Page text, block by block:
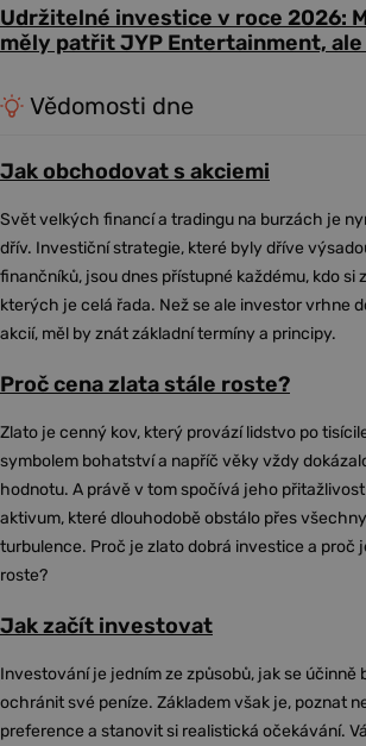
Udržitelné investice v roce 2026:
měly patřit JYP Entertainment, ale
Vědomosti dne
Jak obchodovat s akciemi
Svět velkých financí a tradingu na burzách je
dřív. Investiční strategie, které byly dříve
finančníků, jsou dnes přístupné každému, kdo si
kterých je celá řada. Než se ale investor vrhne
akcií, měl by znát základní termíny a principy.
Proč cena zlata stále roste?
Zlato je cenný kov, který provází lidstvo po
symbolem bohatství a napříč věky vždy
hodnotu. A právě v tom spočívá jeho
aktivum, které dlouhodobě obstálo přes
turbulence. Proč je zlato dobrá investice a proč
roste?
Jak začít investovat
Investování je jedním ze způsobů, jak se účinně
ochránit své peníze. Základem však je, poznat
preference a stanovit si realistická očekávání.